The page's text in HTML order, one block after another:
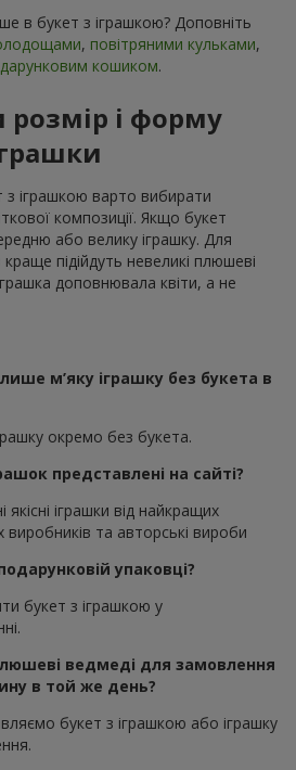
в букет з іграшкою? Доповніть
, повітряними кульками,
кошиком.
розмір і форму
з іграшкою варто вибирати
композиції. Якщо букет
або велику іграшку. Для
підійдуть невеликі плюшеві
доповнювала квіти, а не
м’яку іграшку без букета в
окремо без букета.
представлені на сайті?
якісні іграшки від найкращих
виробників та авторські вироби
упаковці?
букет з іграшкою у
ведмеді для замовлення
в той же день?
букет з іграшкою або іграшку